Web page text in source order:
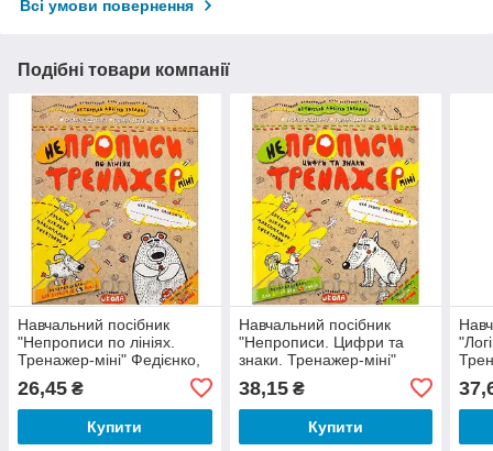
Всі умови повернення
Подібні товари компанії
Навчальний посібник
"Непрописи по лініях.
Тренажер-міні" Федієнко,
26,45 ₴
Купити
Навчальний посібник
"Непрописи. Цифри та
знаки. Тренажер-міні"
Дерипаско
38,15₴
Купити